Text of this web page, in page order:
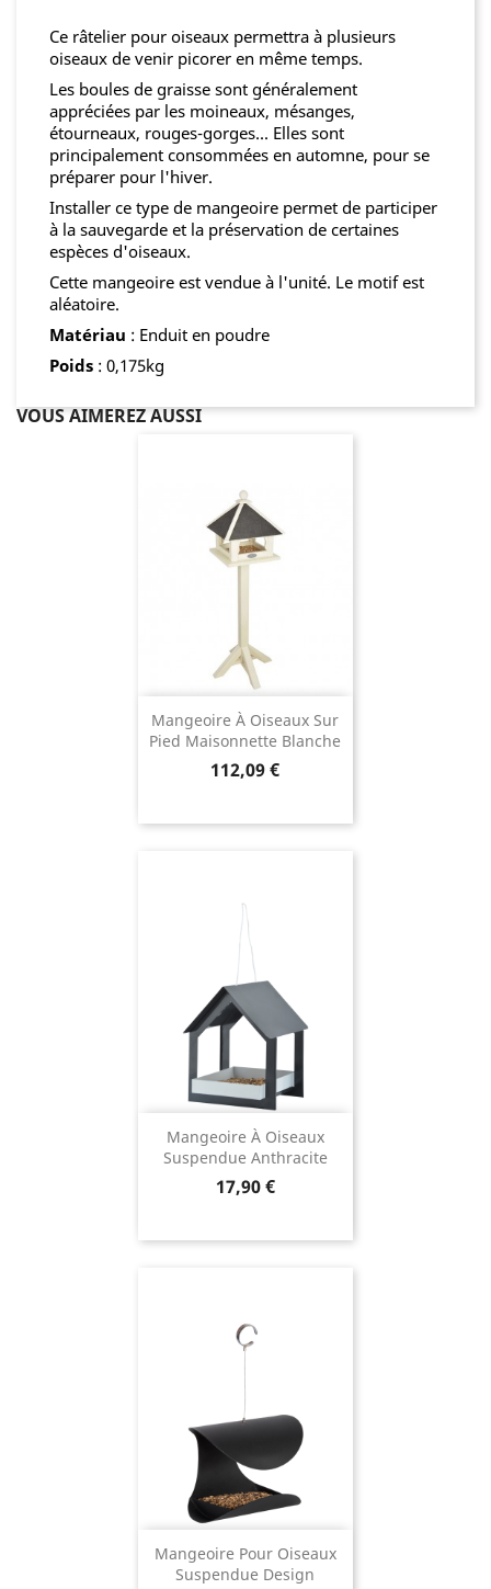
Ce râtelier pour oiseaux permettra à plusieurs
oiseaux de venir picorer en même temps.
Les boules de graisse sont généralement
appréciées par les moineaux, mésanges,
étourneaux, rouges-gorges... Elles sont
principalement consommées en automne, pour se
préparer pour l'hiver.
Installer ce type de mangeoire permet de participer
à la sauvegarde et la préservation de certaines
espèces d'oiseaux.
Cette mangeoire est vendue à l'unité. Le motif est
aléatoire.
Matériau : Enduit en poudre
Poids : 0,175kg
VOUS AIMEREZ AUSSI
Mangeoire À Oiseaux Sur
Pied Maisonnette Blanche
Prix
112,09 €
Mangeoire À Oiseaux
Suspendue Anthracite
Prix
17,90 €
Mangeoire Pour Oiseaux
Suspendue Design